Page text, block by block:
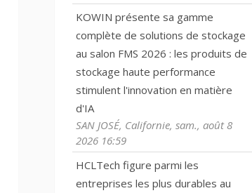
KOWIN présente sa gamme
complète de solutions de stockage
au salon FMS 2026 : les produits de
stockage haute performance
stimulent l'innovation en matière
d'IA
SAN JOSÉ, Californie, sam., août 8
2026 16:59
HCLTech figure parmi les
entreprises les plus durables au